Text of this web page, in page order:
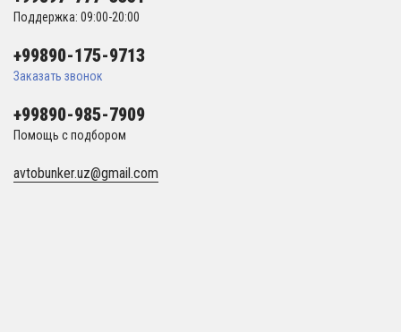
Поддержка: 09:00-20:00
+99890-175-9713
Заказать звонок
+99890-985-7909
Помощь с подбором
avtobunker.uz@gmail.com